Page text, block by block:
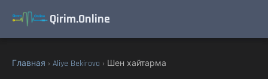
Qirim.Online
Главная › Aliye Bekirova › Шен хайтарма